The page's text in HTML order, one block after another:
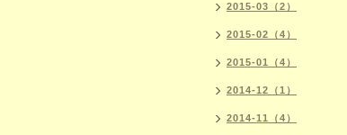
2015-03（2）
2015-02（4）
2015-01（4）
2014-12（1）
2014-11（4）